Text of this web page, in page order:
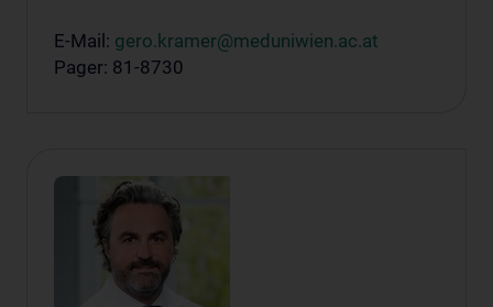
E-Mail: gero.kramer@meduniwien.ac.at
Pager: 81-8730